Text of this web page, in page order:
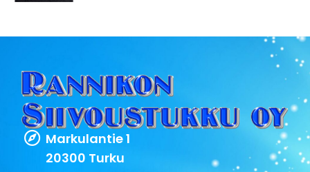
Markulantie 1
20300 Turku